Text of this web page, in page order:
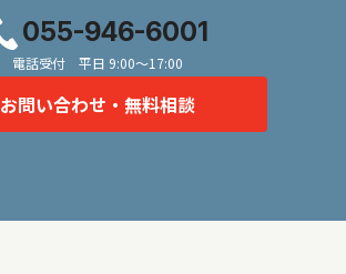
055-946-6001
電話受付 平日 9:00〜17:00
お問い合わせ・無料相談